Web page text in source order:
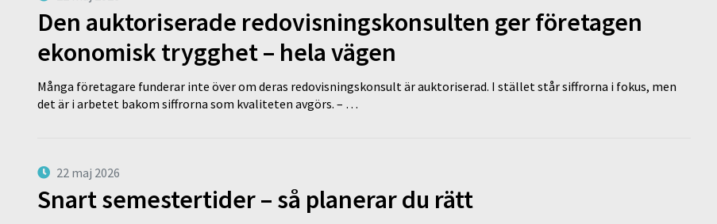
Den auktoriserade redovisningskonsulten ger företagen
ekonomisk trygghet – hela vägen
Många företagare funderar inte över om deras redovisningskonsult är auktoriserad. I stället står siffrorna i fokus, men
det är i arbetet bakom siffrorna som kvaliteten avgörs. – …
22 maj 2026
Snart semestertider – så planerar du rätt